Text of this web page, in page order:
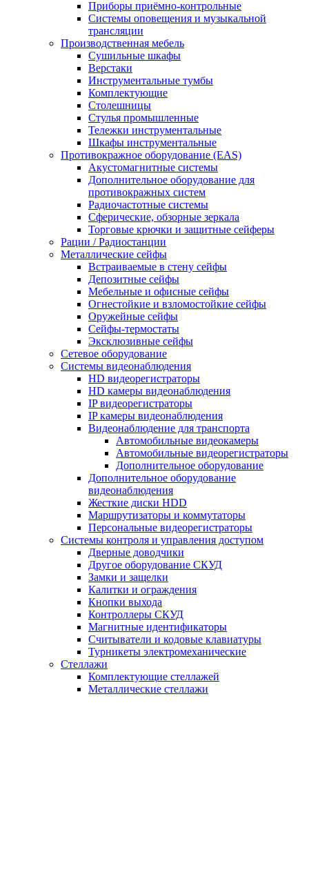
Приборы приёмно-контрольные
Системы оповещения и музыкальной
трансляции
Производственная мебель
Cушильные шкафы
Верстаки
Инструментальные тумбы
Комплектующие
Столешницы
Стулья промышленные
Тележки инструментальные
Шкафы инструментальные
Противокражное оборудование (EAS)
Акустомагнитные системы
Дополнительное оборудование для
противокражных систем
Радиочастотные системы
Сферические, обзорные зеркала
Торговые крючки и защитные сейферы
Рации / Радиостанции
Металлические сейфы
Встраиваемые в стену сейфы
Депозитные сейфы
Мебельные и офисные сейфы
Огнестойкие и взломостойкие сейфы
Оружейные сейфы
Сейфы-термостаты
Эксклюзивные сейфы
Сетевое оборудование
Системы видеонаблюдения
HD видеорегистраторы
HD камеры видеонаблюдения
IP видеорегистраторы
IP камеры видеонаблюдения
Видеонаблюдение для транспорта
Автомобильные видеокамеры
Автомобильные видеорегистраторы
Дополнительное оборудование
Дополнительное оборудование
видеонаблюдения
Жесткие диски HDD
Маршрутизаторы и коммутаторы
Персональные видеорегистраторы
Системы контроля и управления доступом
Дверные доводчики
Другое оборудование СКУД
Замки и защелки
Калитки и ограждения
Кнопки выхода
Контроллеры СКУД
Магнитные идентификаторы
Считыватели и кодовые клавиатуры
Турникеты электромеханические
Стеллажи
Комплектующие стеллажей
Металлические стеллажи